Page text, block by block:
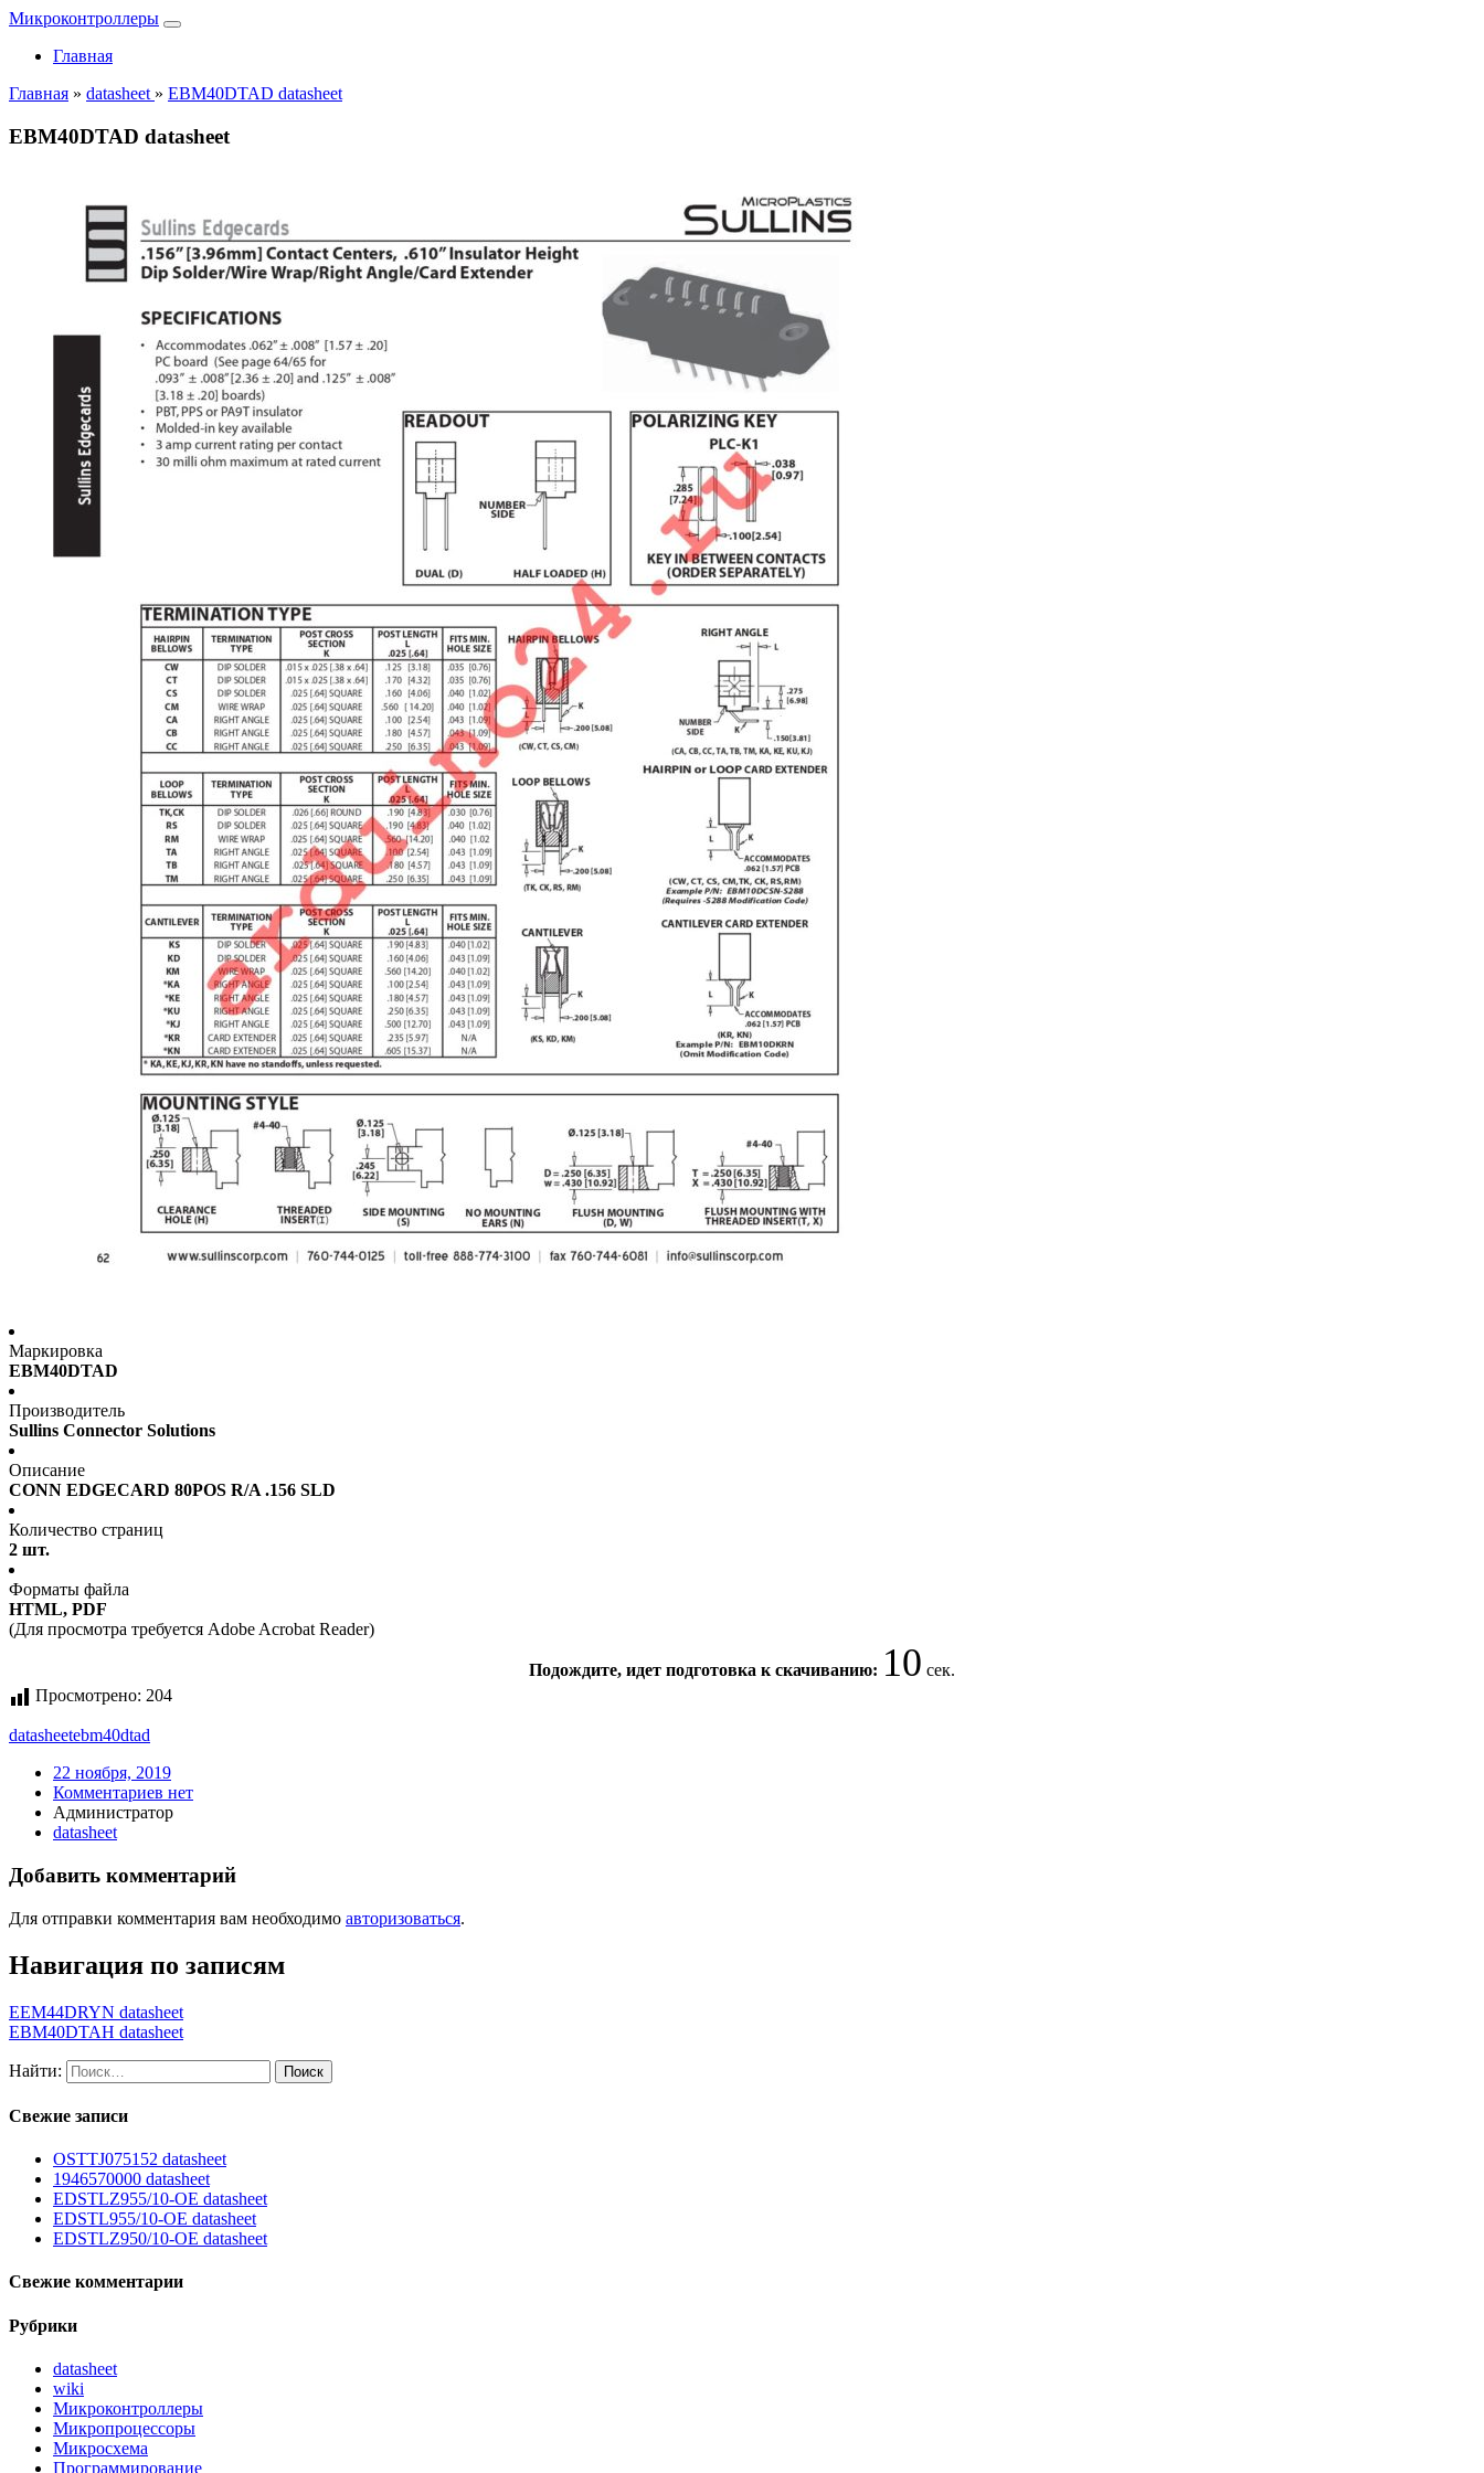
Микроконтроллеры
Главная
Главная » datasheet » EBM40DTAD datasheet
EBM40DTAD datasheet
Маркировка
EBM40DTAD
Производитель
Sullins Connector Solutions
Описание
CONN EDGECARD 80POS R/A .156 SLD
Количество страниц
2 шт.
Форматы файла
HTML, PDF
(Для просмотра требуется Adobe Acrobat Reader)
Подождите, идет подготовка к скачиванию: 10 сек.
Просмотрено: 204
datasheetebm40dtad
22 ноября, 2019
Комментариев нет
Администратор
datasheet
Добавить комментарий
Для отправки комментария вам необходимо авторизоваться.
Навигация по записям
EEM44DRYN datasheet
EBM40DTAH datasheet
Найти:
Свежие записи
OSTTJ075152 datasheet
1946570000 datasheet
EDSTLZ955/10-OE datasheet
EDSTL955/10-OE datasheet
EDSTLZ950/10-OE datasheet
Свежие комментарии
Рубрики
datasheet
wiki
Микроконтроллеры
Микропроцессоры
Микросхема
Программирование